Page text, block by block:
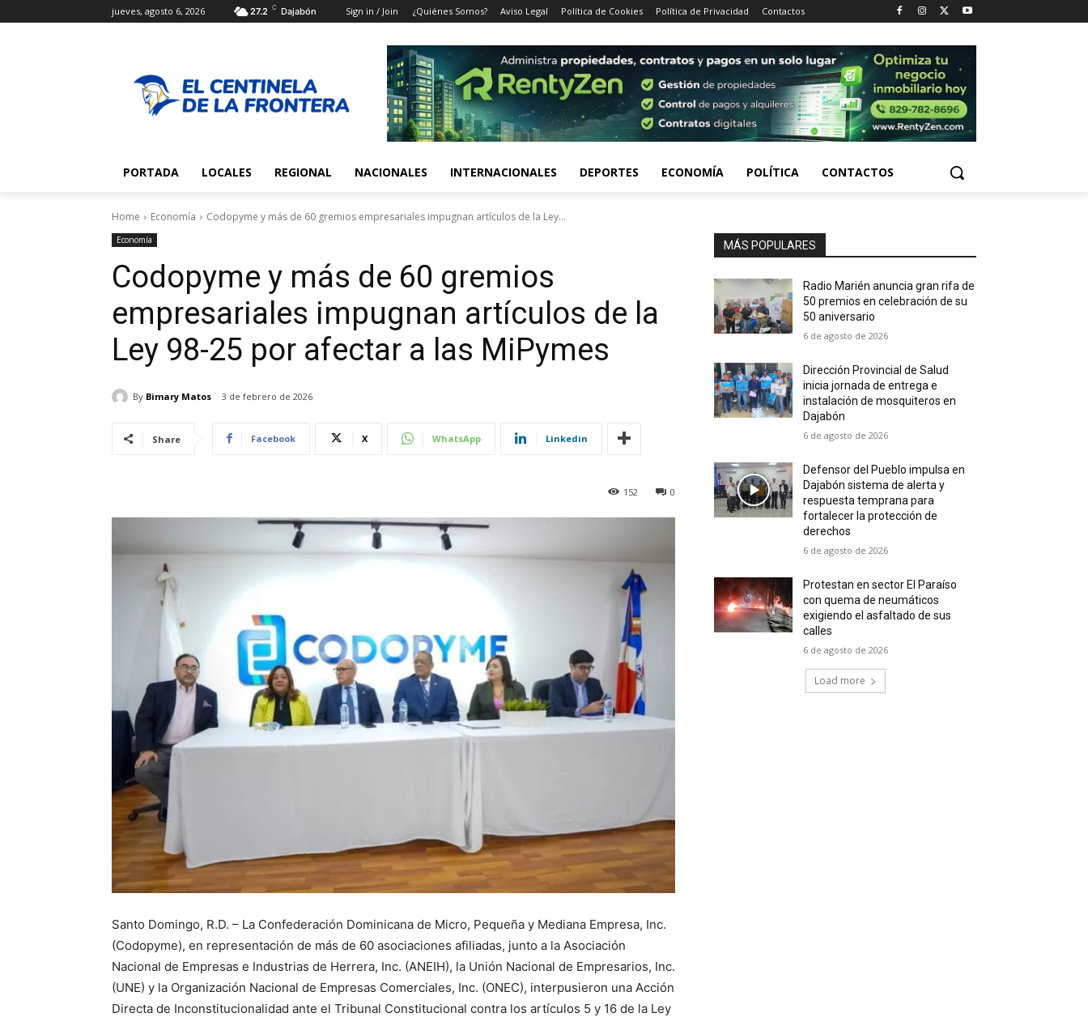
jueves, agosto 6, 2026 27.2 C Dajabón Sign in / Join ¿Quiénes Somos? Aviso Legal Política de Cookies Política de Privacidad Contactos
PORTADA LOCALES REGIONAL NACIONALES INTERNACIONALES DEPORTES ECONOMÍA POLÍTICA CONTACTOS
Home Economía Codopyme y más de 60 gremios empresariales impugnan artículos de la Ley...
Economía
Codopyme y más de 60 gremios
empresariales impugnan artículos de la
Ley 98-25 por afectar a las MiPymes
By Bimary Matos 3 de febrero de 2026
Share Facebook X WhatsApp Linkedin
0
152
Santo Domingo, R.D. – La Confederación Dominicana de Micro, Pequeña y Mediana Empresa, Inc.
(Codopyme), en representación de más de 60 asociaciones afiliadas, junto a la Asociación
Nacional de Empresas e Industrias de Herrera, Inc. (ANEIH), la Unión Nacional de Empresarios, Inc.
(UNE) y la Organización Nacional de Empresas Comerciales, Inc. (ONEC), interpusieron una Acción
Directa de Inconstitucionalidad ante el Tribunal Constitucional contra los artículos 5 y 16 de la Ley
MÁS POPULARES
Radio Marién anuncia gran rifa de
50 premios en celebración de su
50 aniversario
6 de agosto de 2026
Dirección Provincial de Salud
inicia jornada de entrega e
instalación de mosquiteros en
Dajabón
6 de agosto de 2026
Defensor del Pueblo impulsa en
Dajabón sistema de alerta y
respuesta temprana para
fortalecer la protección de
derechos
6 de agosto de 2026
Protestan en sector El Paraíso
con quema de neumáticos
exigiendo el asfaltado de sus
calles
6 de agosto de 2026
Load more